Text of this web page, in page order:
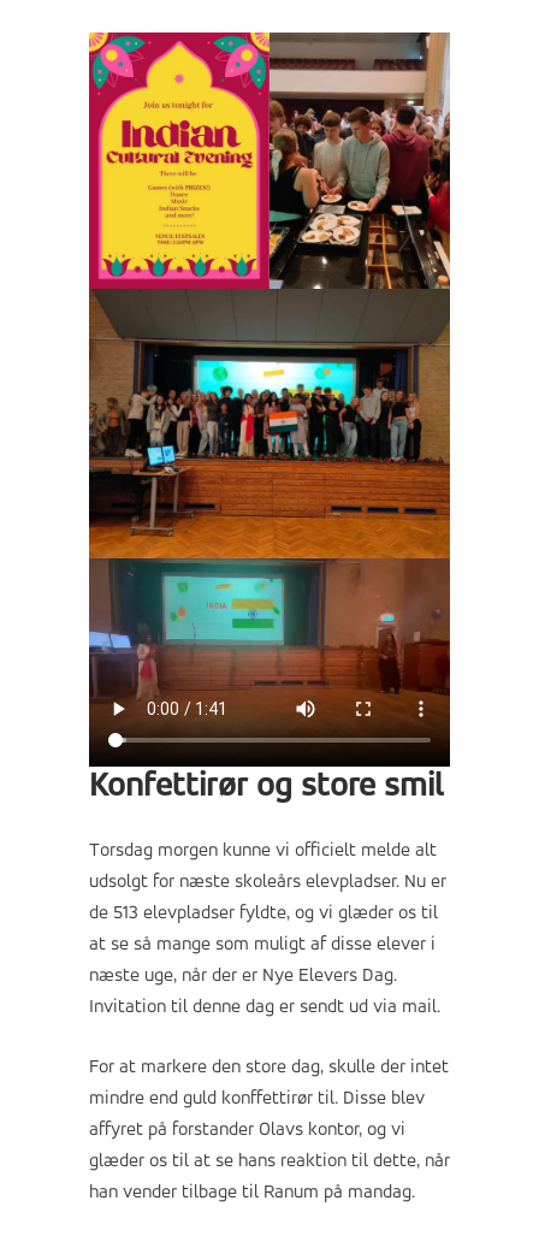
Konfettirør og store smil
Torsdag morgen kunne vi officielt melde alt
udsolgt for næste skoleårs elevpladser. Nu er
de 513 elevpladser fyldte, og vi glæder os til
at se så mange som muligt af disse elever i
næste uge, når der er Nye Elevers Dag.
Invitation til denne dag er sendt ud via mail.
For at markere den store dag, skulle der intet
mindre end guld konffettirør til. Disse blev
affyret på forstander Olavs kontor, og vi
glæder os til at se hans reaktion til dette, når
han vender tilbage til Ranum på mandag.